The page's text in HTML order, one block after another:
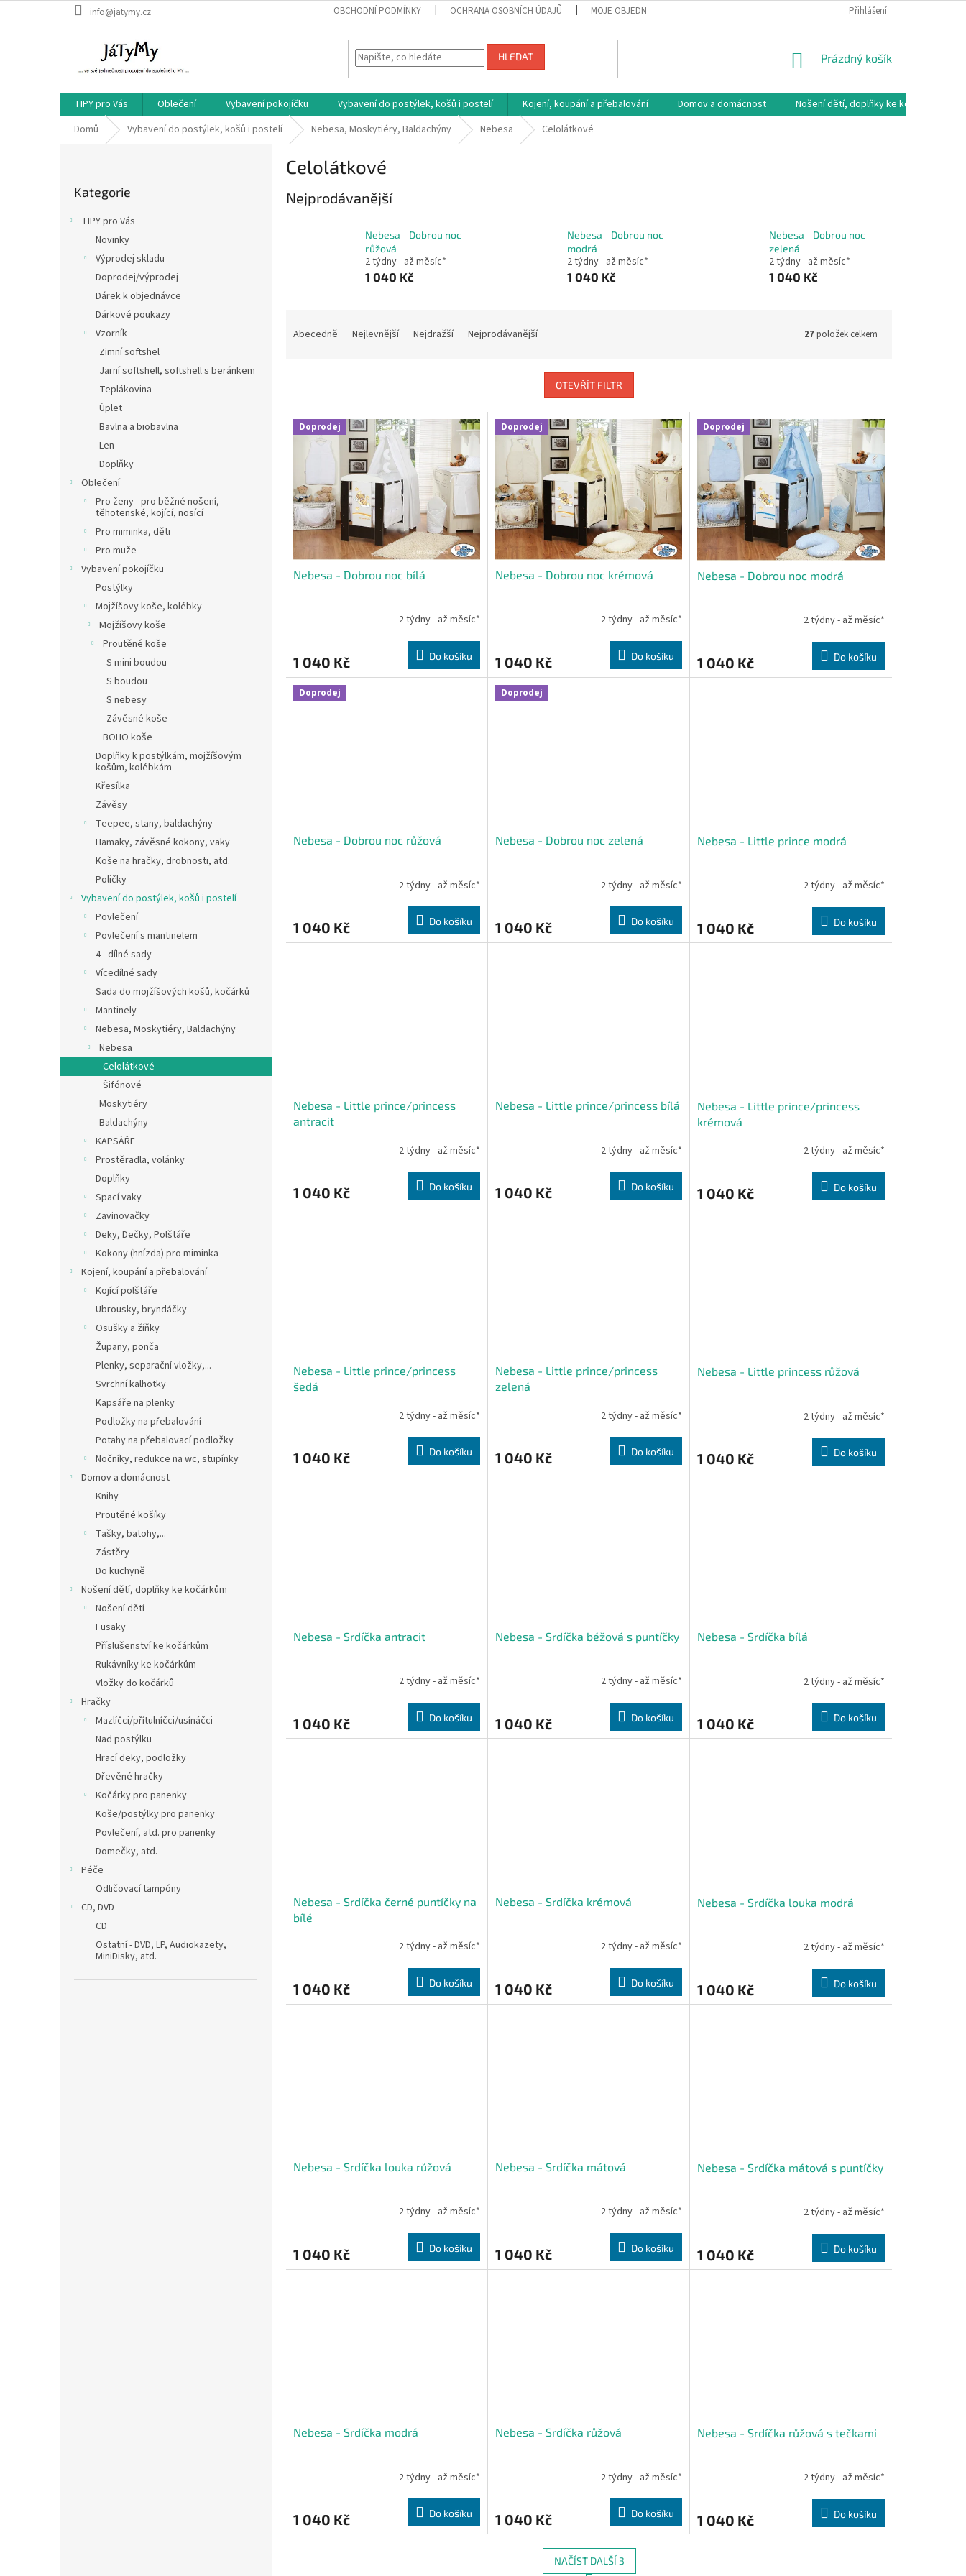
na
info@jatymy.cz OBCHODNÍ PODMÍNKY OCHRANA OSOBNÍCH ÚDAJŮ MOJE OBJEDNÁVKA DOPRAVA, PLATBY A
Přihlášení
HLEDAT
NÁKUPNÍ
Prázdný košík
TIPY pro Vás Oblečení Vybavení pokojíčku Vybavení do postýlek, košů i postelí Kojení, koupání a přebalování Domov a domácnost
Nošení dětí, doplňky ke kočárkům
Domů
Vybavení do postýlek, košů i postelí Nebesa, Moskytiéry, Baldachýny Nebesa Celolátkové
kategorie
Kategorie
TIPY pro Vás
Novinky
Výprodej skladu
Doprodej/výprodej
Dárek k objednávce
Dárkové poukazy
Vzorník
Zimní softshel
Jarní softshell, softshell s beránkem
Teplákovina
Úplet
Bavlna a biobavlna
Len
Doplňky
Oblečení
Pro ženy - pro běžné nošení,
těhotenské, kojící, nosící
Pro miminka, děti
Pro muže
Vybavení pokojíčku
Postýlky
Mojžíšovy koše, kolébky
Mojžíšovy koše
Proutěné koše
S mini boudou
S boudou
S nebesy
Závěsné koše
BOHO koše
Doplňky k postýlkám, mojžíšovým
košům, kolébkám
Křesílka
Závěsy
Teepee, stany, baldachýny
Hamaky, závěsné kokony, vaky
Koše na hračky, drobnosti, atd.
Poličky
Vybavení do postýlek, košů i postelí
Povlečení
Povlečení s mantinelem
4 - dílné sady
Vícedílné sady
Sada do mojžíšových košů, kočárků
Mantinely
Nebesa, Moskytiéry, Baldachýny
Nebesa
Celolátkové
Šifónové
Moskytiéry
Baldachýny
KAPSÁŘE
Prostěradla, volánky
Doplňky
Spací vaky
Zavinovačky
Deky, Dečky, Polštáře
Kokony (hnízda) pro miminka
Kojení, koupání a přebalování
Kojící polštáře
Ubrousky, bryndáčky
Osušky a žíňky
Župany, ponča
Plenky, separační vložky,...
Svrchní kalhotky
Kapsáře na plenky
Podložky na přebalování
Potahy na přebalovací podložky
Nočníky, redukce na wc, stupínky
Domov a domácnost
Knihy
Proutěné košíky
Tašky, batohy,...
Zástěry
Do kuchyně
Nošení dětí, doplňky ke kočárkům
Nošení dětí
Fusaky
Příslušenství ke kočárkům
Rukávníky ke kočárkům
Vložky do kočárků
Hračky
Mazlíčci/přítulníčci/usínáčci
Nad postýlku
Hrací deky, podložky
Dřevěné hračky
Kočárky pro panenky
Koše/postýlky pro panenky
Povlečení, atd. pro panenky
Domečky, atd.
Péče
Odličovací tampóny
CD, DVD
CD
Ostatní - DVD, LP, Audiokazety,
MiniDisky, atd.
Celolátkové
Nejprodávanější
Nebesa - Dobrou noc
růžová
2 týdny - až měsíc*
1 040 Kč
Nebesa - Dobrou noc
modrá
2 týdny - až měsíc*
1 040 Kč
Nebesa - Dobrou noc
zelená
2 týdny - až měsíc*
1 040 Kč
Abecedně Nejlevnější Nejdražší Nejprodávanější 27položek celkem
OTEVŘÍT FILTR
V
p
Doprodej
Nebesa - Dobrou noc bílá
2 týdny - až měsíc*
1 040 Kč Do košíku
Doprodej
Nebesa - Dobrou noc krémová
2 týdny - až měsíc*
1 040 Kč Do košíku
Doprodej
Nebesa - Dobrou noc modrá
2 týdny - až měsíc*
1 040 Kč Do košíku
Doprodej
Nebesa - Dobrou noc růžová
2 týdny - až měsíc*
1 040 Kč Do košíku
Doprodej
Nebesa - Dobrou noc zelená
2 týdny - až měsíc*
1 040 Kč Do košíku
Nebesa - Little prince modrá
2 týdny - až měsíc*
1 040 Kč Do košíku
Nebesa - Little prince/princess
antracit
2 týdny - až měsíc*
1 040 Kč Do košíku
Nebesa - Little prince/princess bílá
2 týdny - až měsíc*
1 040 Kč Do košíku
Nebesa - Little prince/princess
krémová
2 týdny - až měsíc*
1 040 Kč Do košíku
Nebesa - Little prince/princess
šedá
2 týdny - až měsíc*
1 040 Kč Do košíku
Nebesa - Little prince/princess
zelená
2 týdny - až měsíc*
1 040 Kč Do košíku
Nebesa - Little princess růžová
2 týdny - až měsíc*
1 040 Kč Do košíku
Nebesa - Srdíčka antracit
2 týdny - až měsíc*
1 040 Kč Do košíku
Nebesa - Srdíčka béžová s puntíčky
2 týdny - až měsíc*
1 040 Kč Do košíku
Nebesa - Srdíčka bílá
2 týdny - až měsíc*
1 040 Kč Do košíku
Nebesa - Srdíčka černé puntíčky na
bílé
2 týdny - až měsíc*
1 040 Kč Do košíku
Nebesa - Srdíčka krémová
2 týdny - až měsíc*
1 040 Kč Do košíku
Nebesa - Srdíčka louka modrá
2 týdny - až měsíc*
1 040 Kč Do košíku
Nebesa - Srdíčka louka růžová
2 týdny - až měsíc*
1 040 Kč Do košíku
Nebesa - Srdíčka mátová
2 týdny - až měsíc*
1 040 Kč Do košíku
Nebesa - Srdíčka mátová s puntíčky
2 týdny - až měsíc*
1 040 Kč Do košíku
Nebesa - Srdíčka modrá
2 týdny - až měsíc*
1 040 Kč Do košíku
Nebesa - Srdíčka růžová
2 týdny - až měsíc*
1 040 Kč Do košíku
Nebesa - Srdíčka růžová s tečkami
2 týdny - až měsíc*
1 040 Kč Do košíku
NAČÍST DALŠÍ 3